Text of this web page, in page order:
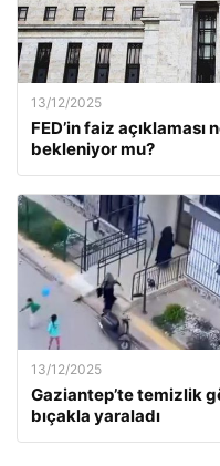
13/12/2025
FED’in faiz
bekleniyor mu?
13/12/2025
Gaziantep’te temizlik
bıçakla yaraladı